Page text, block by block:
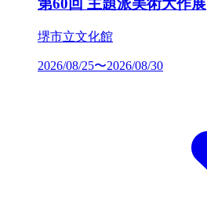
第60回 主題派美術大作展
堺市立文化館
2026/08/25〜2026/08/30